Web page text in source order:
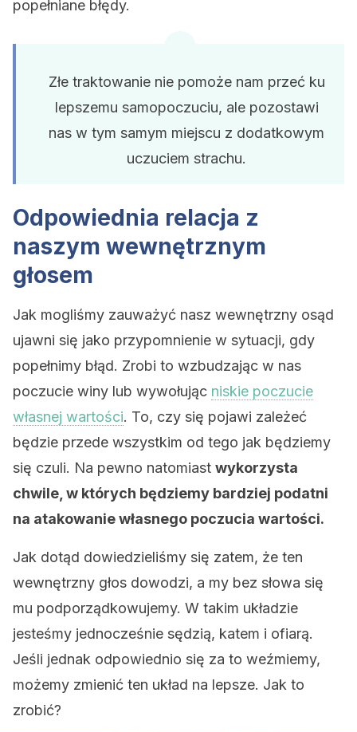
popełniane błędy.
Złe traktowanie nie pomoże nam przeć ku
lepszemu samopoczuciu, ale pozostawi
nas w tym samym miejscu z dodatkowym
uczuciem strachu.
Odpowiednia relacja z
naszym wewnętrznym
głosem
Jak mogliśmy zauważyć nasz wewnętrzny osąd
ujawni się jako przypomnienie w sytuacji, gdy
popełnimy błąd. Zrobi to wzbudzając w nas
poczucie winy lub wywołując niskie poczucie
własnej wartości. To, czy się pojawi zależeć
będzie przede wszystkim od tego jak będziemy
się czuli. Na pewno natomiast wykorzysta
chwile, w których będziemy bardziej podatni
na atakowanie własnego poczucia wartości.
Jak dotąd dowiedzieliśmy się zatem, że ten
wewnętrzny głos dowodzi, a my bez słowa się
mu podporządkowujemy. W takim układzie
jesteśmy jednocześnie sędzią, katem i ofiarą.
Jeśli jednak odpowiednio się za to weźmiemy,
możemy zmienić ten układ na lepsze. Jak to
zrobić?